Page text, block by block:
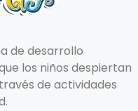
de desarrollo
los niños despiertan
de actividades